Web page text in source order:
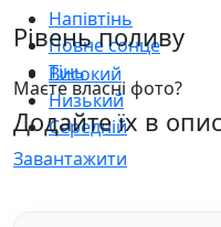
Напівтінь
Повне сонце
Тінь
Рівень поливу
Високий
Низький
Середній
Маєте власні фото?
Додайте їх в
Завантажити